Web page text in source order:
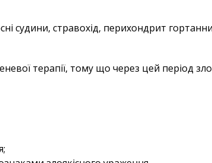
судини, стравохід, перихондрит
терапії, тому що через цей період